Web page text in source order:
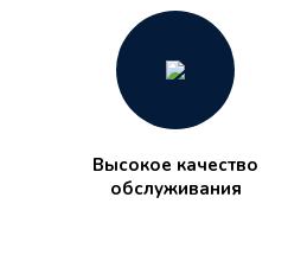
Высокое качество
обслуживания